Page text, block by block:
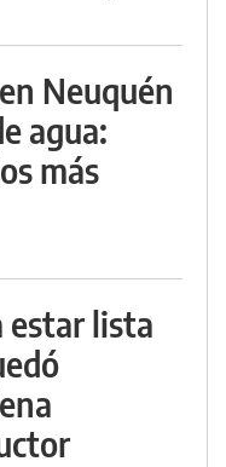
Neuquén
agua:
más
estar lista